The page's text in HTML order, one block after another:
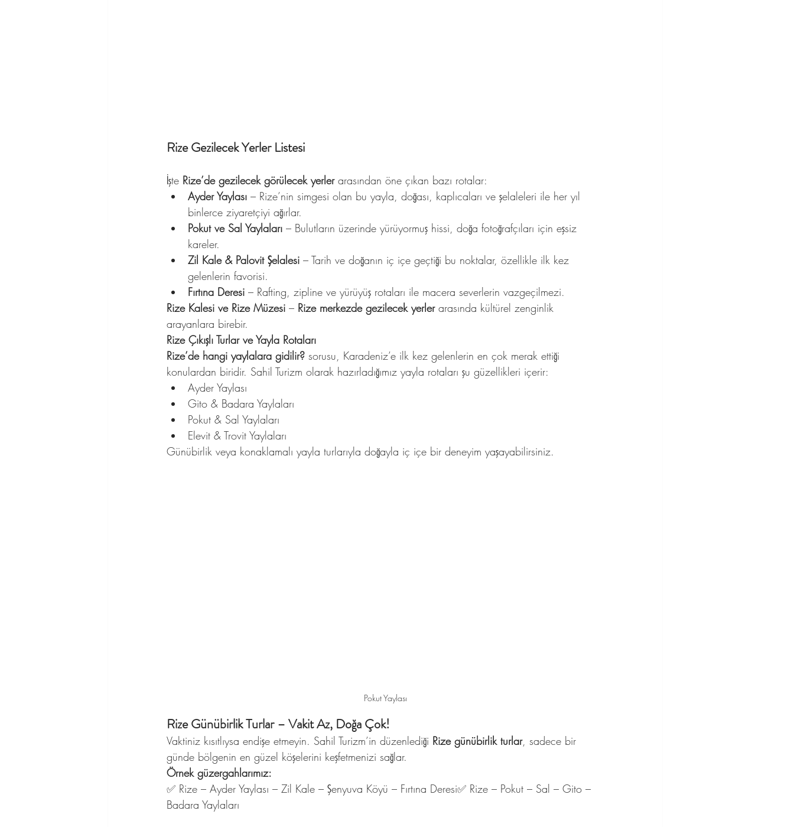
Rize Gezilecek Yerler Listesi
İşte Rize’de gezilecek görülecek yerler arasından öne çıkan bazı rotalar:
Ayder Yaylası – Rize’nin simgesi olan bu yayla, doğası, kaplıcaları ve şelaleleri ile her yıl
binlerce ziyaretçiyi ağırlar.
Pokut ve Sal Yaylaları – Bulutların üzerinde yürüyormuş hissi, doğa fotoğrafçıları için eşsiz
kareler.
Zil Kale & Palovit Şelalesi – Tarih ve doğanın iç içe geçtiği bu noktalar, özellikle ilk kez
gelenlerin favorisi.
Fırtına Deresi – Rafting, zipline ve yürüyüş rotaları ile macera severlerin vazgeçilmezi.
Rize Kalesi ve Rize Müzesi – Rize merkezde gezilecek yerler arasında kültürel zenginlik
arayanlara birebir.
Rize Çıkışlı Turlar ve Yayla Rotaları
Rize’de hangi yaylalara gidilir? sorusu, Karadeniz’e ilk kez gelenlerin en çok merak ettiği
konulardan biridir. Sahil Turizm olarak hazırladığımız yayla rotaları şu güzellikleri içerir:
Ayder Yaylası
Gito & Badara Yaylaları
Pokut & Sal Yaylaları
Elevit & Trovit Yaylaları
Günübirlik veya konaklamalı yayla turlarıyla doğayla iç içe bir deneyim yaşayabilirsiniz.
Pokut Yaylası
Rize Günübirlik Turlar – Vakit Az, Doğa Çok!
Vaktiniz kısıtlıysa endişe etmeyin. Sahil Turizm’in düzenlediği Rize günübirlik turlar, sadece bir
günde bölgenin en güzel köşelerini keşfetmenizi sağlar.
Örnek güzergahlarımız:
✅ Rize – Ayder Yaylası – Zil Kale – Şenyuva Köyü – Fırtına Deresi✅ Rize – Pokut – Sal – Gito –
Badara Yaylaları